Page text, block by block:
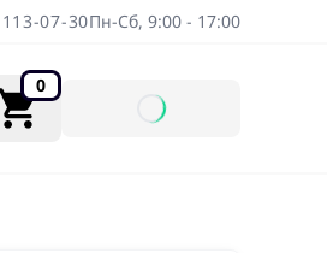
07-30Пн-Сб, 9:00 - 17:00
0